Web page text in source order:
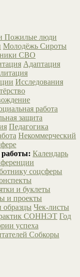
Пожилые люди
Молодёжь Сироты
СВО
Адаптация
Исследования
работа
защита
Педагогика
Некоммерческий
работы: Календарь
соцсферы
и буклеты
и проекты
Чек-листы
СОННЭТ Год
успеха
Собкоры